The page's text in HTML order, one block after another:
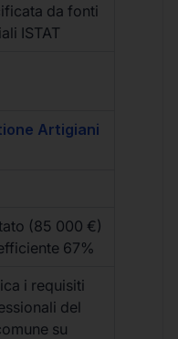
da fonti
ISTAT
Artigiani
(85 000 €)
67%
i requisiti
del
su